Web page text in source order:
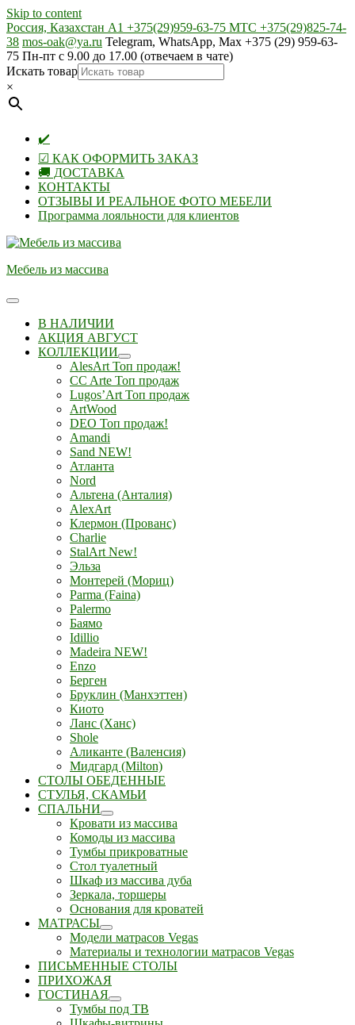
Skip to content
Россия, Казахстан А1 +375(29)959-63-75 МТС +375(29)825-74-
38 mos-oak@ya.ru Telegram, WhatsApp, Max +375 (29) 959-63-
75 Пн-пт с 9.00 до 17.00 (отвечаем в чате)
Искать товар
×
✔️
☑ КАК ОФОРМИТЬ ЗАКАЗ
🚚 ДОСТАВКА
КОНТАКТЫ
ОТЗЫВЫ И РЕАЛЬНОЕ ФОТО МЕБЕЛИ
Программа лояльности для клиентов
Мебель из массива
В НАЛИЧИИ
АКЦИЯ АВГУСТ
КОЛЛЕКЦИИ
AlesArt Топ продаж!
CC Arte Топ продаж
Lugos’Art Топ продаж
ArtWood
DEO Топ продаж!
Amandi
Sand NEW!
Атланта
Nord
Альтена (Анталия)
AlexArt
Клермон (Прованс)
Charlie
StalArt New!
Эльза
Монтерей (Мориц)
Parma (Faina)
Palermo
Баямо
Idillio
Madeira NEW!
Enzo
Берген
Бруклин (Манхэттен)
Киото
Ланс (Ханс)
Shole
Аликанте (Валенсия)
Мидгард (Milton)
СТОЛЫ ОБЕДЕННЫЕ
СТУЛЬЯ, СКАМЬИ
СПАЛЬНИ
Кровати из массива
Комоды из массива
Тумбы прикроватные
Стол туалетный
Шкаф из массива дуба
Зеркала, торшеры
Основания для кроватей
МАТРАСЫ
Модели матрасов Vegas
Материалы и технологии матрасов Vegas
ПИСЬМЕННЫЕ СТОЛЫ
ПРИХОЖАЯ
ГОСТИНАЯ
Тумбы под ТВ